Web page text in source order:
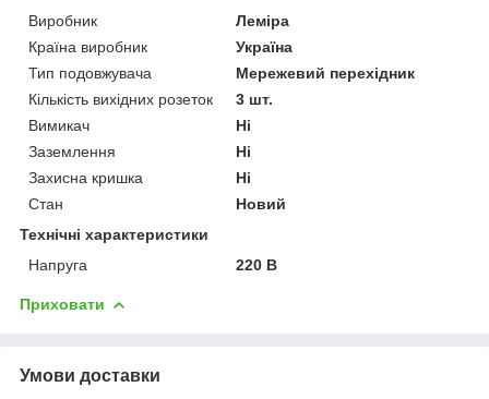
Виробник
Леміра
Країна виробник
Україна
Тип подовжувача
Мережевий перехідник
Кількість вихідних розеток
3 шт.
Вимикач
Ні
Заземлення
Ні
Захисна кришка
Ні
Стан
Новий
Технічні характеристики
Напруга
220 В
Приховати
Умови доставки